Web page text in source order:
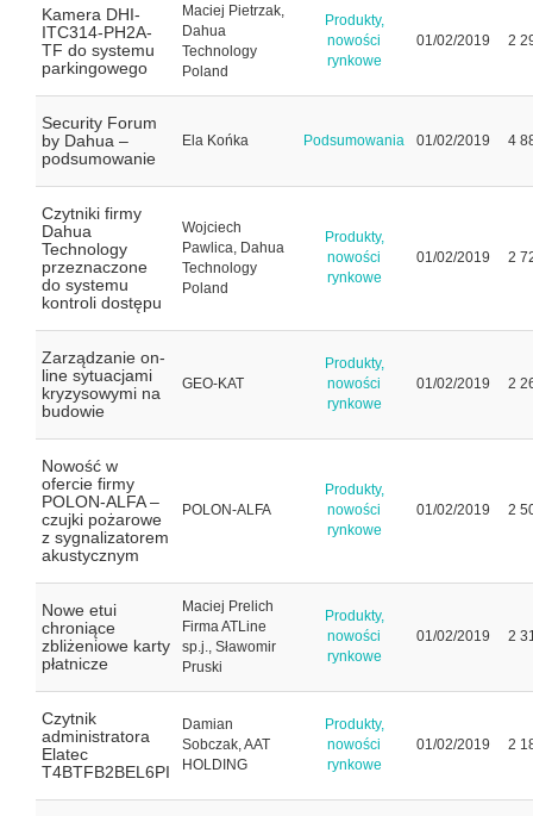
Kamera DHI-
ITC314-PH2A-
TF do systemu
parkingowego
Maciej Pietrzak,
Dahua
Technology
Poland
Produkty,
nowości
rynkowe
01/02/2019 2
Security Forum
by Dahua –
podsumowanie
Ela Końka Podsumowania 01/02/2019 4
Czytniki firmy
Dahua
Technology
przeznaczone
do systemu
kontroli dostępu
Wojciech
Pawlica, Dahua
Technology
Poland
Produkty,
nowości
rynkowe
01/02/2019 2
Zarządzanie on-
line sytuacjami
kryzysowymi na
budowie
GEO-KAT
Produkty,
nowości
rynkowe
01/02/2019 2
Nowość w
ofercie firmy
POLON-ALFA –
czujki pożarowe
z sygnalizatorem
akustycznym
POLON-ALFA
Produkty,
nowości
rynkowe
01/02/2019 2
Nowe etui
chroniące
zbliżeniowe karty
płatnicze
Maciej Prelich
Firma ATLine
sp.j., Sławomir
Pruski
Produkty,
nowości
rynkowe
01/02/2019 2
Czytnik
administratora
Elatec
T4BTFB2BEL6PI
Damian
Sobczak, AAT
HOLDING
Produkty,
nowości
rynkowe
01/02/2019 2